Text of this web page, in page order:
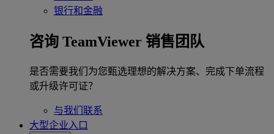
银行和金融
咨询 TeamViewer 销售团队
是否需要我们为您甄选理想的解决方案、完成下单流程
或升级许可证？
与我们联系
大型企业入口